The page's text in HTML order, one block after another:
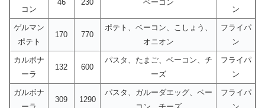
コン
46 230 ベーコン
ン
ゲルマン
ポテト
170 770
ポテト、ベーコン、こしょう、
オニオン
フライパ
ン
カルボナ
ーラ
132 600
パスタ、たまご、ベーコン、チ
ーズ
フライパ
ン
ガルボナ
309 1290
パスタ、ガルーダエッグ、ベー
フライパ